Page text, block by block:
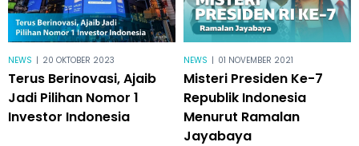
NEWS | 20 OKTOBER 2023
Terus Berinovasi, Ajaib
Jadi Pilihan Nomor 1
Investor Indonesia
NEWS | 01 NOVEMBER 2021
Misteri Presiden Ke-7
Republik Indonesia
Menurut Ramalan
Jayabaya